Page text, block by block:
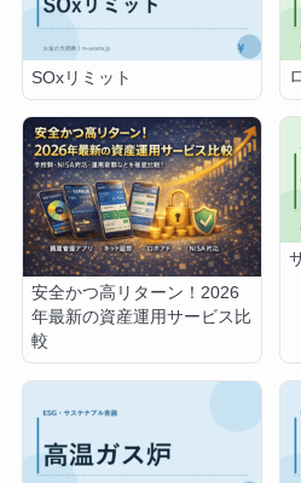
SOxリミット
安全かつ高リターン！2026
年最新の資産運用サービス比
較